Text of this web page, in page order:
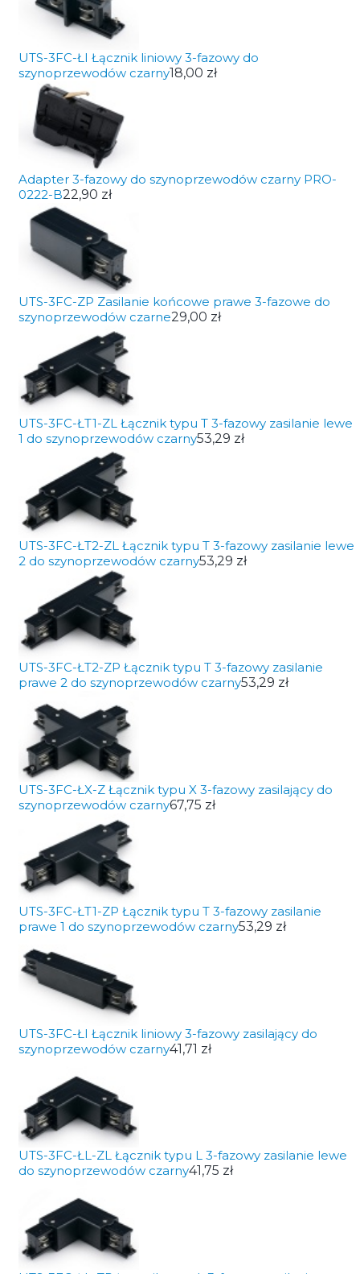
UTS-3FC-ŁI Łącznik liniowy 3-fazowy do
szynoprzewodów czarny18,00 zł
Adapter 3-fazowy do szynoprzewodów czarny PRO-
0222-B22,90 zł
UTS-3FC-ZP Zasilanie końcowe prawe 3-fazowe do
szynoprzewodów czarne29,00 zł
UTS-3FC-ŁT1-ZL Łącznik typu T 3-fazowy zasilanie lewe
1 do szynoprzewodów czarny53,29 zł
UTS-3FC-ŁT2-ZL Łącznik typu T 3-fazowy zasilanie lewe
2 do szynoprzewodów czarny53,29 zł
UTS-3FC-ŁT2-ZP Łącznik typu T 3-fazowy zasilanie
prawe 2 do szynoprzewodów czarny53,29 zł
UTS-3FC-ŁX-Z Łącznik typu X 3-fazowy zasilający do
szynoprzewodów czarny67,75 zł
UTS-3FC-ŁT1-ZP Łącznik typu T 3-fazowy zasilanie
prawe 1 do szynoprzewodów czarny53,29 zł
UTS-3FC-ŁI Łącznik liniowy 3-fazowy zasilający do
szynoprzewodów czarny41,71 zł
UTS-3FC-ŁL-ZL Łącznik typu L 3-fazowy zasilanie lewe
do szynoprzewodów czarny41,75 zł